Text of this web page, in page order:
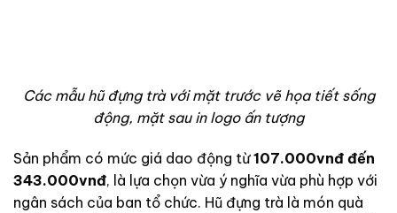
Các mẫu hũ đựng trà với mặt trước vẽ họa tiết sống
động, mặt sau in logo ấn tượng
Sản phẩm có mức giá dao động từ107.000vnđ đến
343.000vnđ, là lựa chọn vừa ý nghĩa vừa phù hợp với
ngân sách của ban tổ chức. Hũ đựng trà là món quà